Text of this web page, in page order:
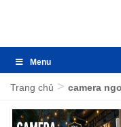
Menu
Trang chủ > camera